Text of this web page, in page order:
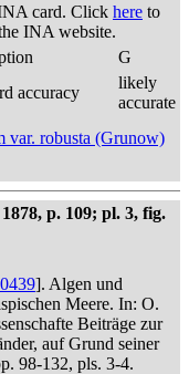
card. Click here to
INA website.
G
accuracy
likely
accurate
var. robusta (Grunow)
p. 109; pl. 3, fig.
]. Algen und
Meere. In: O.
Beiträge zur
auf Grund seiner
98-132, pls. 3-4.